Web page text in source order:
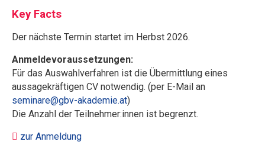
Key Facts
Der nächste Termin startet im Herbst 2026.
Anmeldevoraussetzungen:
Für das Auswahlverfahren ist die Übermittlung eines
aussagekräftigen CV notwendig. (per E-Mail an
seminare@gbv-akademie.at)
Die Anzahl der Teilnehmer:innen ist begrenzt.
zur Anmeldung